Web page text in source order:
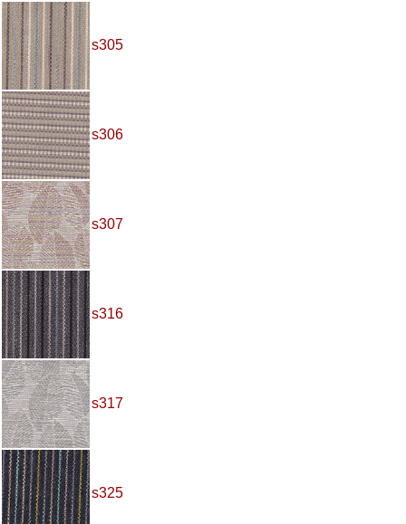
s305
s306
s307
s316
s317
s325